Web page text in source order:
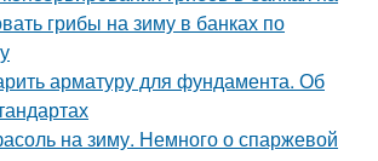
грибы на зиму в банках по
арматуру для фундамента. Об
на зиму. Немного о спаржевой